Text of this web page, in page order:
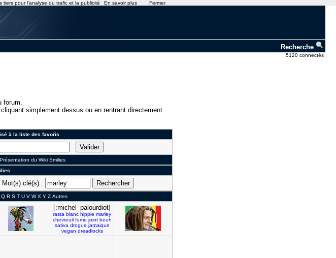
Recherche
5120 connectés
forum.
simplement dessus ou en rentrant directement
à la liste des favoris
Présentation du Wiki Smilies
Mot(s) clé(s) :
Q R S T U V W X Y Z Autres
[:michel_palourdiot]
rasta blanc hippie marley
chevreuil fume joint beuh
sativa drogue jamaique
vegan dreadlocks
tiers pour l'analyse du trafic et la publicité En savoir plus Fermer